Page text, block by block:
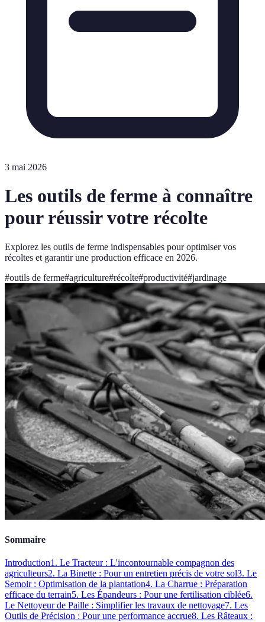
3 mai 2026
Les outils de ferme à connaître
pour réussir votre récolte
Explorez les outils de ferme indispensables pour optimiser vos
récoltes et garantir une production efficace en 2026.
#outils de ferme#agriculture#récolte#productivité#jardinage
Sommaire
Introduction1. Le Tracteur : L'incontournable compagnon des
agriculteurs2. La Binette : Pour un entretien précis de votre sol3. Le
Semoir : Optimisation de la plantation4. La Charrue : Préparation
efficace du terrain5. Les Épandeurs : Pour une fertilisation ciblée6.
Le Nettoyeur de Paille : Simplifier les travaux de nettoyage7. Les
Outils de Précision : Pour une performance accrue8. Les Râteaux :